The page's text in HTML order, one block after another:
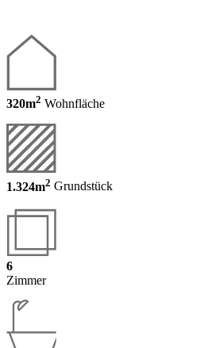
320m2 Wohnfläche
1.324m2 Grundstück
6
Zimmer